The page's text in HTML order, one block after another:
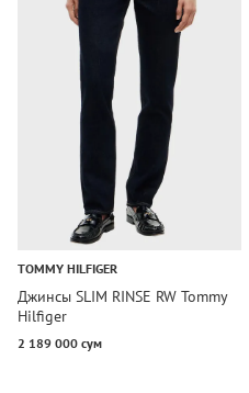
TOMMY HILFIGER
Джинсы SLIM RINSE RW Tommy
Hilfiger
2 189 000 сум